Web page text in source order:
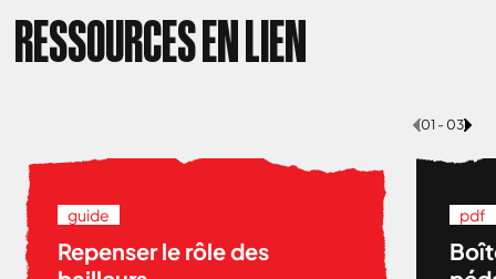
RESSOURCES EN LIEN
01 - 03
guide
Repenser le rôle des
pdf